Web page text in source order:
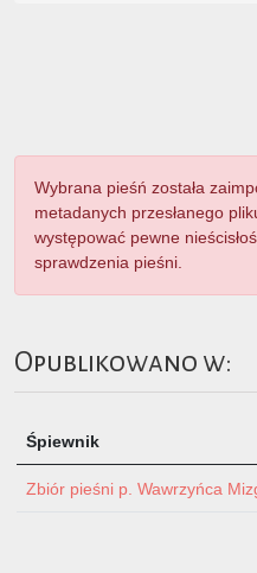
Wybrana pieśń została
metadanych przesłanego
występować pewne
sprawdzenia pieśni.
Opublikowano w:
Śpiewnik
Zbiór pieśni p. Wawrzyńca